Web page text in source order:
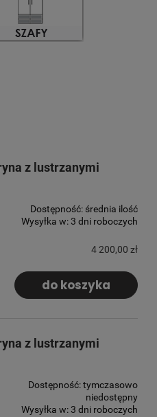
z lustrzanymi
Dostępność: średnia ilość
Wysyłka w:3 dni roboczych
4 200,00 zł
do koszyka
z lustrzanymi
Dostępność:tymczasowo
niedostępny
Wysyłka w:3 dni roboczych